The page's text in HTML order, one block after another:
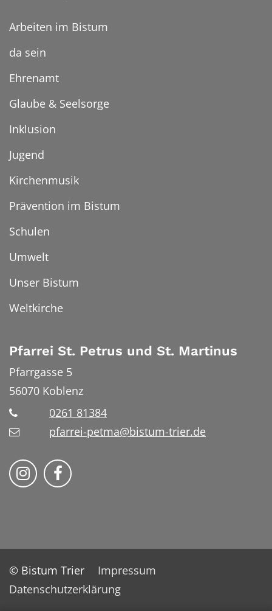
Arbeiten im Bistum
da sein
Ehrenamt
Glaube & Seelsorge
Inklusion
Jugend
Kirchenmusik
Prävention im Bistum
Schulen
Umwelt
Unser Bistum
Weltkirche
Pfarrei St. Petrus und St. Martinus
Pfarrgasse 5
56070 Koblenz
0261 81384
pfarrei-petma@bistum-trier.de
Bistum Trier auf Instragram
Bistum Trier auf Facebook
© Bistum Trier
Impressum
Datenschutzerklärung